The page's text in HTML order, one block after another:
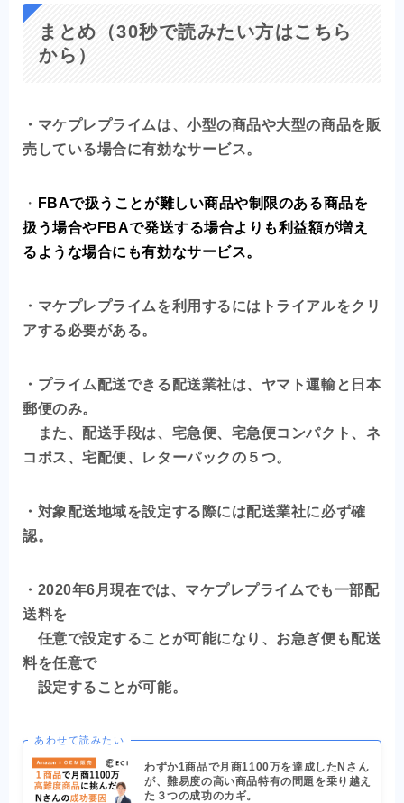
まとめ（30秒で読みたい方はこちら
から）
・マケプレプライムは、小型の商品や大型の商品を販
売している場合に有効なサービス。
・ FBAで扱うことが難しい商品や制限のある商品を
扱う場合や FBAで発送する場合よりも利益額が増え
るような場合にも有効なサービス。
・マケプレプライムを利用するにはトライアルをクリ
アする必要がある。
・プライム配送できる配送業社は、ヤマト運輸と日本
郵便のみ。
また、配送手段は、宅急便、宅急便コンパクト、ネ
コポス、宅配便、レターパックの５つ。
・対象配送地域を設定する際には配送業社に必ず確
認。
・2020年6月現在では、マケプレプライムでも一部配
送料を
任意で設定することが可能になり、お急ぎ便も配送
料を任意で
設定することが可能。
あわせて読みたい
わずか1商品で月商1100万を達成したNさん
が、難易度の高い商品特有の問題を乗り越え
た３つの成功のカギ。